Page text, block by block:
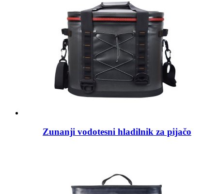
Zunanji vodotesni hladilnik za pijačo